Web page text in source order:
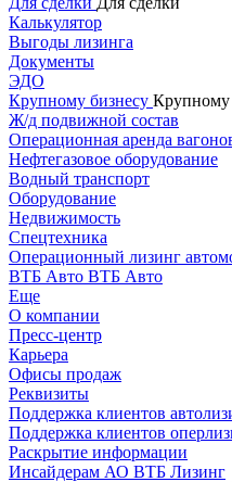
Калькулятор
Выгоды лизинга
Документы
ЭДО
Крупному бизнесу Крупному
Ж/д подвижной состав
Операционная аренда
Нефтегазовое оборудование
Водный транспорт
Оборудование
Недвижимость
Спецтехника
Операционный лизинг
ВТБ Авто ВТБ Авто
Еще
О компании
Пресс-центр
Карьера
Офисы продаж
Реквизиты
Поддержка клиентов
Поддержка клиентов
Раскрытие информации
Инсайдерам АО ВТБ Лизинг